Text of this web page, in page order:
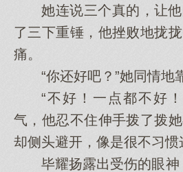
她连说三个真的，让他
了三下重锤，他挫败地拢
痛。
“你还好吧？”她同情地
“不好！一点都不好！
气，他忍不住伸手拨了拨
却侧头避开，像是很不习惯
毕耀扬露出受伤的眼神